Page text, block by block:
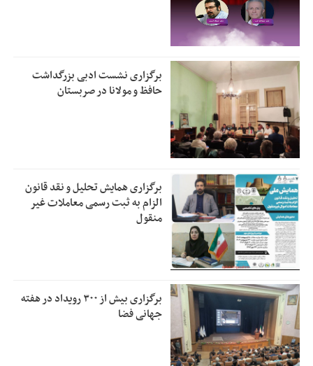
برگزاری نشست ادبی بزرگداشت
حافظ و مولانا در صربستان
برگزاری همایش تحلیل و نقد قانون
الزام به ثبت رسمی معاملات غیر
منقول
برگزاری بیش از ۳۰۰ رویداد در هفته
جهانی فضا